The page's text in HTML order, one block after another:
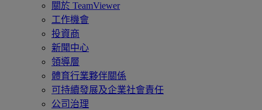
關於 TeamViewer
工作機會
投資商
新聞中心
領導層
體育行業夥伴關係
可持續發展及企業社會責任
公司治理